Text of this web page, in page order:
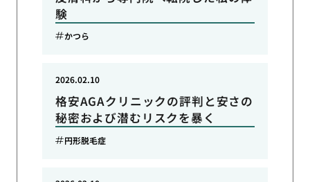
験
かつら
格安AGAクリニックの評判と安さの
秘密および潜むリスクを暴く
2026.02.10
円形脱毛症